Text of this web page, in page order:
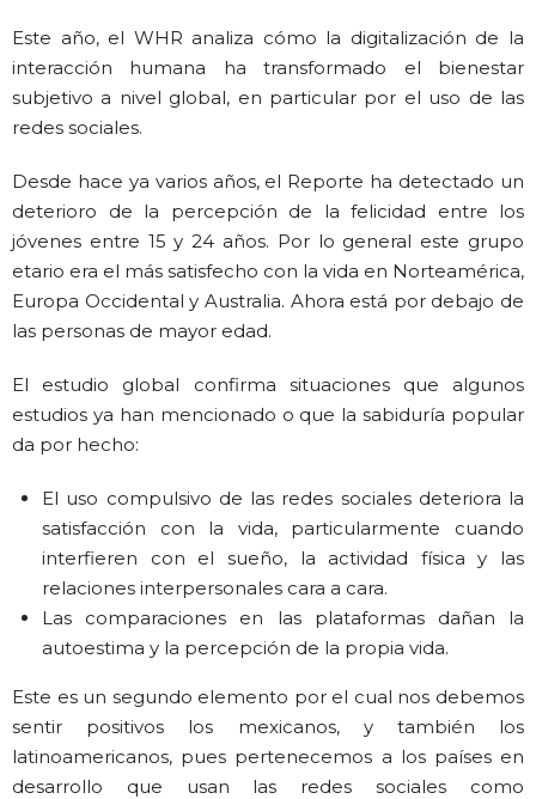
Este año, el WHR analiza cómo la digitalización de la
interacción humana ha transformado el bienestar
subjetivo a nivel global, en particular por el uso de las
redes sociales.
Desde hace ya varios años, el Reporte ha detectado un
deterioro de la percepción de la felicidad entre los
jóvenes entre 15 y 24 años. Por lo general este grupo
etario era el más satisfecho con la vida en Norteamérica,
Europa Occidental y Australia. Ahora está por debajo de
las personas de mayor edad.
El estudio global confirma situaciones que algunos
estudios ya han mencionado o que la sabiduría popular
da por hecho:
El uso compulsivo de las redes sociales deteriora la
satisfacción con la vida, particularmente cuando
interfieren con el sueño, la actividad física y las
relaciones interpersonales cara a cara.
Las comparaciones en las plataformas dañan la
autoestima y la percepción de la propia vida.
Este es un segundo elemento por el cual nos debemos
sentir positivos los mexicanos, y también los
latinoamericanos, pues pertenecemos a los países en
desarrollo que usan las redes sociales como